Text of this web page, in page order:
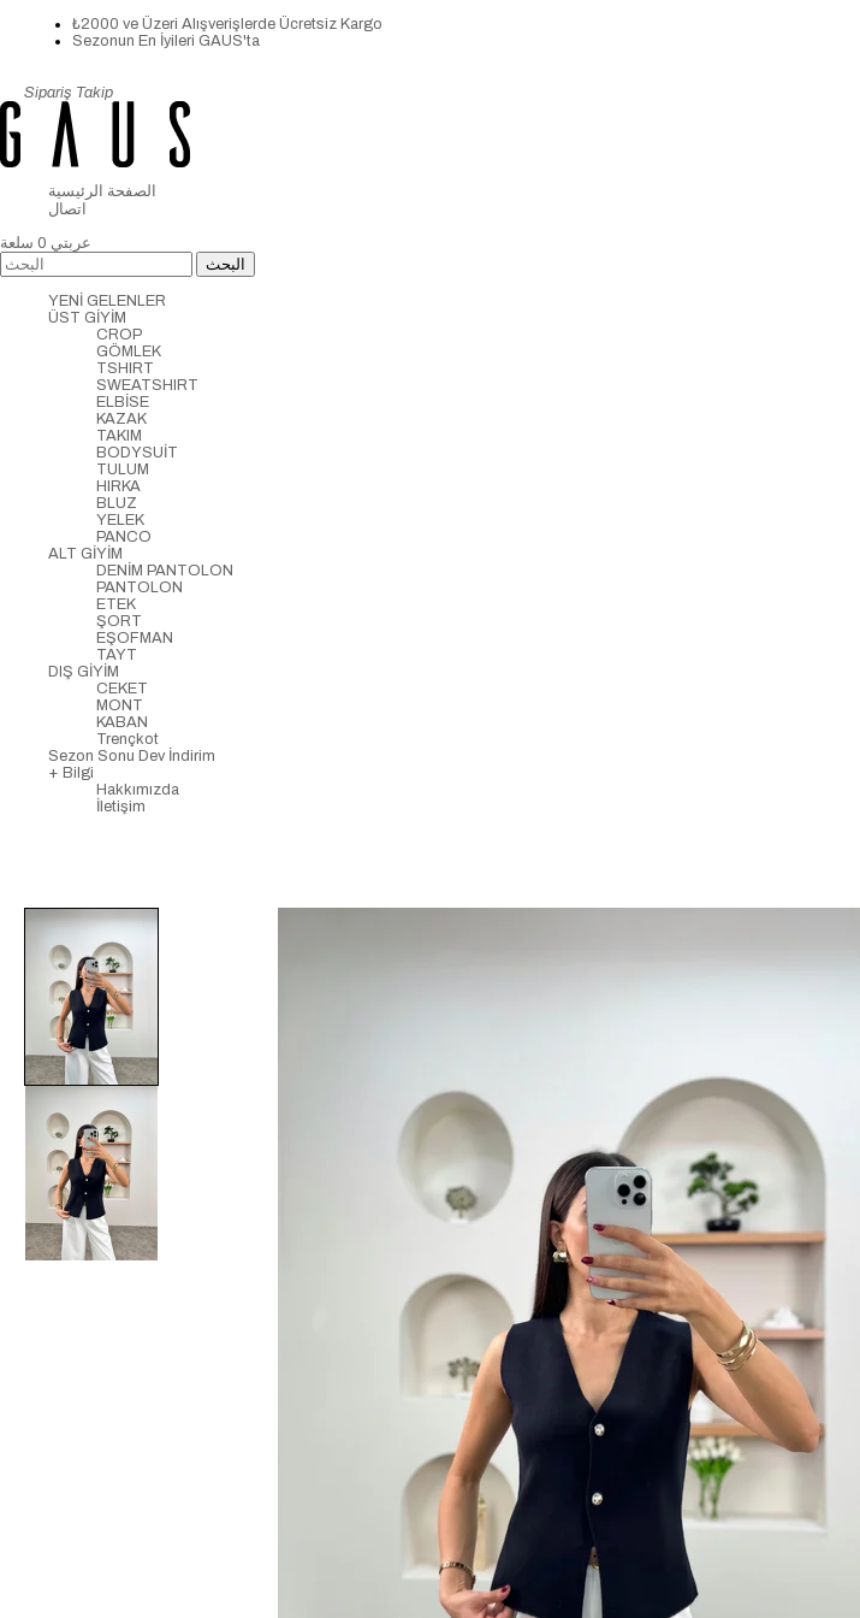
₺2000 ve Üzeri Alışverişlerde Ücretsiz Kargo
Sezonun En İyileri GAUS'ta
Sipariş Takip
الصفحة الرئيسية
اتصال
عربتي 0 سلعة
YENİ GELENLER
ÜST GİYİM
CROP
GÖMLEK
TSHIRT
SWEATSHIRT
ELBİSE
KAZAK
TAKIM
BODYSUİT
TULUM
HIRKA
BLUZ
YELEK
PANCO
ALT GİYİM
DENİM PANTOLON
PANTOLON
ETEK
ŞORT
EŞOFMAN
TAYT
DIŞ GİYİM
CEKET
MONT
KABAN
Trençkot
Sezon Sonu Dev İndirim
+ Bilgi
Hakkımızda
İletişim